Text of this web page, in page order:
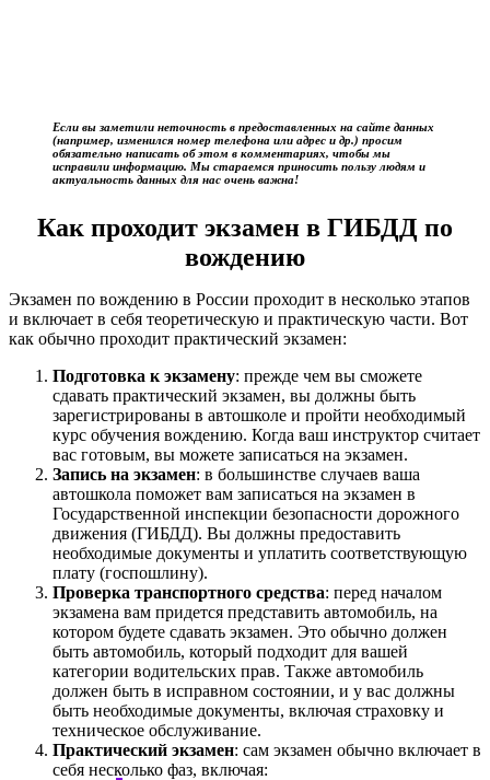
Если вы заметили неточность в предоставленных на сайте данных
(например, изменился номер телефона или адрес и др.) просим
обязательно написать об этом в комментариях, чтобы мы
исправили информацию. Мы стараемся приносить пользу людям и
актуальность данных для нас очень важна!
Как проходит экзамен в ГИБДД по
вождению
Экзамен по вождению в России проходит в несколько этапов
и включает в себя теоретическую и практическую части. Вот
как обычно проходит практический экзамен:
Подготовка к экзамену: прежде чем вы сможете
сдавать практический экзамен, вы должны быть
зарегистрированы в автошколе и пройти необходимый
курс обучения вождению. Когда ваш инструктор считает
вас готовым, вы можете записаться на экзамен.
Запись на экзамен: в большинстве случаев ваша
автошкола поможет вам записаться на экзамен в
Государственной инспекции безопасности дорожного
движения (ГИБДД). Вы должны предоставить
необходимые документы и уплатить соответствующую
плату (госпошлину).
Проверка транспортного средства: перед началом
экзамена вам придется представить автомобиль, на
котором будете сдавать экзамен. Это обычно должен
быть автомобиль, который подходит для вашей
категории водительских прав. Также автомобиль
должен быть в исправном состоянии, и у вас должны
быть необходимые документы, включая страховку и
техническое обслуживание.
Практический экзамен: сам экзамен обычно включает в
себя несколько фаз, включая: